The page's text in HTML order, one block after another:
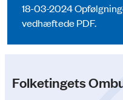
18-03-2024
vedhæftede PDF.
Folketingets